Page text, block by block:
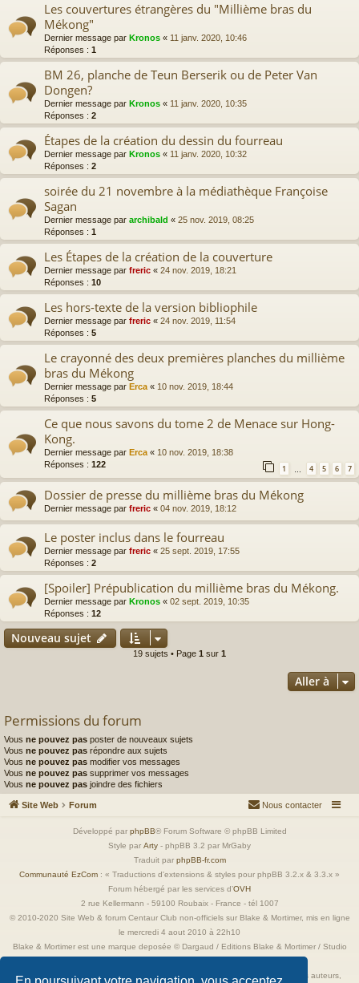
Les couvertures étrangères du "Millième bras du
Mékong"
Dernier message par Kronos « 11 janv. 2020, 10:46
Réponses : 1
BM 26, planche de Teun Berserik ou de Peter Van
Dongen?
Dernier message par Kronos « 11 janv. 2020, 10:35
Réponses : 2
Étapes de la création du dessin du fourreau
Dernier message par Kronos « 11 janv. 2020, 10:32
Réponses : 2
soirée du 21 novembre à la médiathèque Françoise
Sagan
Dernier message par archibald « 25 nov. 2019, 08:25
Réponses : 1
Les Étapes de la création de la couverture
Dernier message par freric « 24 nov. 2019, 18:21
Réponses : 10
Les hors-texte de la version bibliophile
Dernier message par freric « 24 nov. 2019, 11:54
Réponses : 5
Le crayonné des deux premières planches du millième
bras du Mékong
Dernier message par Erca « 10 nov. 2019, 18:44
Réponses : 5
Ce que nous savons du tome 2 de Menace sur Hong-
Kong.
Dernier message par Erca « 10 nov. 2019, 18:38
Réponses : 122 1 4 5 6 7
Dossier de presse du millième bras du Mékong
Dernier message par freric « 04 nov. 2019, 18:12
Le poster inclus dans le fourreau
Dernier message par freric « 25 sept. 2019, 17:55
Réponses : 2
[Spoiler] Prépublication du millième bras du Mékong.
Dernier message par Kronos « 02 sept. 2019, 10:35
Réponses : 12
Nouveau sujet
19 sujets • Page 1 sur 1
Aller à
Permissions du forum
Vous ne pouvez pas poster de nouveaux sujets
Vous ne pouvez pas répondre aux sujets
Vous ne pouvez pas modifier vos messages
Vous ne pouvez pas supprimer vos messages
Vous ne pouvez pas joindre des fichiers
Site Web Forum Nous contacter
Développé par phpBB® Forum Software © phpBB Limited
Style par Arty - phpBB 3.2 par MrGaby
Traduit par phpBB-fr.com
Communauté EzCom : « Traductions d'extensions & styles pour phpBB 3.2.x & 3.3.x »
Forum hébergé par les services d’OVH
2 rue Kellermann - 59100 Roubaix - France - tél 1007
© 2010-2020 Site Web & forum Centaur Club non-officiels sur Blake & Mortimer, mis en ligne
le mercredi 4 aout 2010 à 22h10
Blake & Mortimer est une marque deposée © Dargaud / Editions Blake & Mortimer / Studio
Toutes les images incluses dans ces pages sont la propriété exclusive de leurs auteurs,